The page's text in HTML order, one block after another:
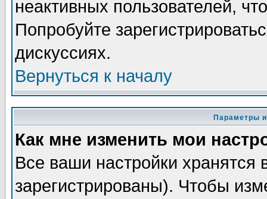
неактивных пользователей,
Попробуйте
дискуссиях.
Вернуться к началу
Параметры
Как мне изменить мои
Все ваши настройки
зарегистрированы). Чтобы